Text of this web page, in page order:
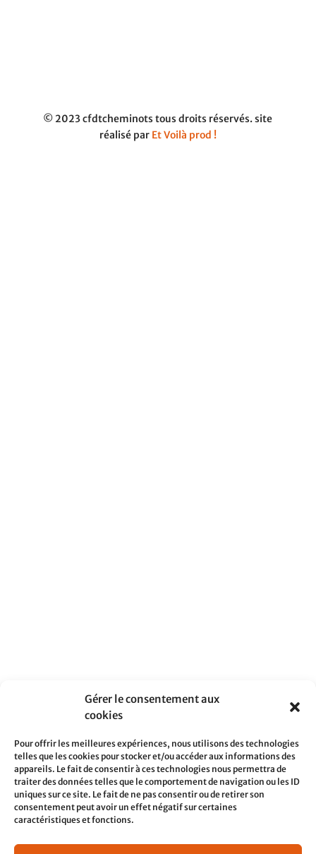
Gérer le consentement aux
cookies
Pour offrir les meilleures expériences, nous utilisons des technologies
telles que les cookies pour stocker et/ou accéder aux informations des
appareils. Le fait de consentir à ces technologies nous permettra de
traiter des données telles que le comportement de navigation ou les ID
uniques sur ce site. Le fait de ne pas consentir ou de retirer son
consentement peut avoir un effet négatif sur certaines
caractéristiques et fonctions.
© 2023 cfdtcheminots tous droits réservés. site
réalisé par Et Voilà prod !